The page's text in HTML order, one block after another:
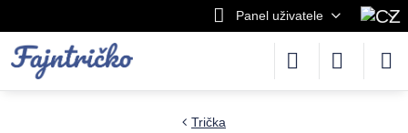
Panel uživatele
Trička